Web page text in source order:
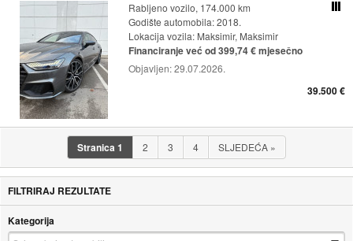
Rabljeno vozilo, 174.000 km
Godište automobila: 2018.
Lokacija vozila: Maksimir, Maksimir
Financiranje već od 399,74 € mjesečno
Objavljen:29.07.2026.
39.500 €
Stranica1 2 3 4 SLJEDEĆA »
FILTRIRAJ REZULTATE
Kategorija